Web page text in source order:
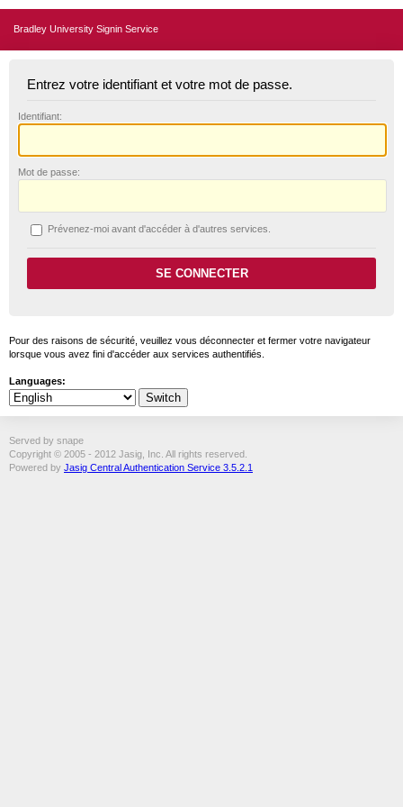
Bradley University Signin Service
Entrez votre identifiant et votre mot de passe.
Identifiant:
Mot de passe:
Prévenez-moi avant d'accéder à d'autres services.
Pour des raisons de sécurité, veuillez vous déconnecter et fermer votre navigateur
lorsque vous avez fini d'accéder aux services authentifiés.
Languages:
Served by snape
Copyright © 2005 - 2012 Jasig, Inc. All rights reserved.
Powered by Jasig Central Authentication Service 3.5.2.1